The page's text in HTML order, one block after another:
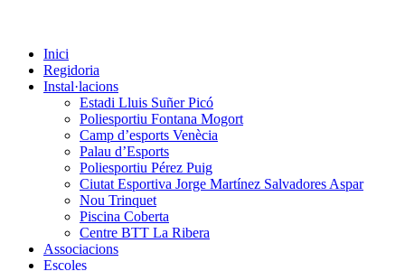
Inici
Regidoria
Instal·lacions
Estadi Lluis Suñer Picó
Poliesportiu Fontana Mogort
Camp d’esports Venècia
Palau d’Esports
Poliesportiu Pérez Puig
Ciutat Esportiva Jorge Martínez Salvadores Aspar
Nou Trinquet
Piscina Coberta
Centre BTT La Ribera
Associacions
Escoles